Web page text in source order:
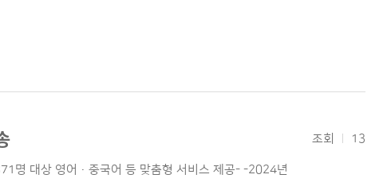
명 대상 영어·중국어 등 맞춤형 서비스 제공- -2024년
조회 13